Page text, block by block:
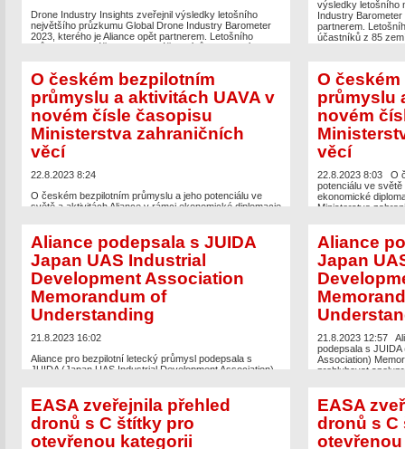
Drone Industry Insights zveřejnil výsledky letošního
největšího průzkumu Global Drone Industry Barometer
2023, kterého je Aliance opět partnerem. Letošního
The postPublikován největší světový průzkum Drone
Industry Barometer 2023, kterého je Aliance opět
partneremappeared first onUAV Aliance pro bezpilotní
letecký průmysl.
výsledky letošního
Industry Barometer
partnerem.
účastníků z 85
O českém bezpilotním
průmyslu a aktivitách UAVA v
novém čísle časopisu
Ministerstva zahraničních
věcí
22.8.2023 8:24
O českém bezpilotním průmyslu a jeho potenciálu ve
světě a aktivitách Aliance v rámci ekonomické diplomacie
The postO českém bezpilotním průmyslu a aktivitách
UAVA v novém čísle časopisu Ministerstva zahraničních
věcí
appeared first on
UAV Aliance pro bezpilotní letecký
průmysl.
O
průmyslu
novém
věcí
22.8.2023 8:03 O
potenciálu ve světě
ekonomické
Ministerstva
SVĚTOVÉ ŠPIČKY
Aliance podepsala s JUIDA
Japan UAS Industrial
Development Association
Memorandum of
Understanding
21.8.2023 16:02
Aliance pro bezpilotní letecký průmysl podepsala s
JUIDA (Japan UAS Industrial Development Association)
navazuje tak na první český stánek v rámci letošní akce
Japan Drones na konci června 2023.
The postAliance podepsala s JUIDA Japan UAS
Industrial Development Association Memorandum of
Aliance
Japan
21.8.2023 12:57
podepsala s JUIDA
Association)
prohlubovat
EASA zveřejnila přehled
dronů s C štítky pro
otevřenou kategorii
EASA
dronů s C